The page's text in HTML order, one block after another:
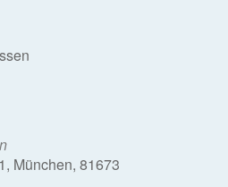
München, 81673